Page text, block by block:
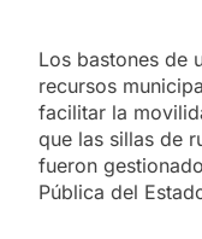
Los bastones de
recursos
facilitar la
que las sillas de
fueron
Pública del